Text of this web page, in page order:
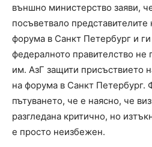
външно министерство заяви,
посъветвало представителите
форума в Санкт Петербург и
федералното правителство не
им. АзГ защити присъствието
на форума в Санкт Петербург.
пътуването, че е наясно, че
разгледана критично, но
е просто неизбежен.